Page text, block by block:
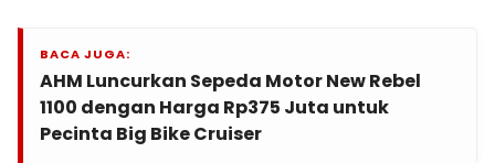
BACA JUGA:
AHM Luncurkan Sepeda Motor New Rebel
1100 dengan Harga Rp375 Juta untuk
Pecinta Big Bike Cruiser